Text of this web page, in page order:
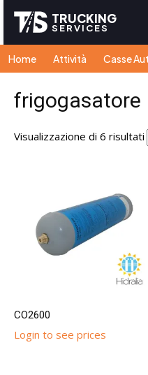
TRUCKING
SERVICES
Home Attività Casse
frigogasatore
Visualizzazione di 6 risultati
CO2600
Login to see prices